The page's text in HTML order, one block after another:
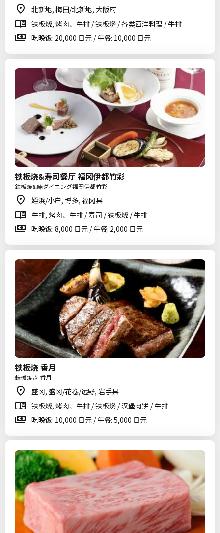
北新地, 梅田/北新地, 大阪府
铁板烧, 烤肉、牛排 / 铁板烧 / 各类西洋料理 / 牛排
吃晚饭: 20,000 日元 / 午餐: 10,000 日元
铁板烧&寿司餐厅 福冈伊都竹彩
鉄板焼&鮨ダイニング福岡伊都竹彩
姪浜/小户, 博多, 福冈县
牛排, 烤肉、牛排 / 寿司 / 铁板烧 / 牛排
吃晚饭: 8,000 日元 / 午餐: 2,000 日元
铁板烧 香月
鉄板焼き 香月
盛冈, 盛冈/花卷/远野, 岩手县
铁板烧, 烤肉、牛排 / 铁板烧 / 汉堡肉饼 / 牛排
吃晚饭: 10,000 日元 / 午餐: 5,000 日元